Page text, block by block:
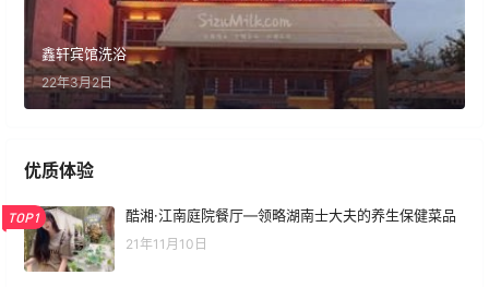
鑫轩宾馆洗浴
22年3月2日
优质体验
TOP1 酷湘·江南庭院餐厅—领略湖南士大夫的养生保健菜品
21年11月10日